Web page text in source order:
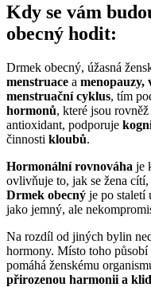
Kdy se vám
obecný hodit:
Drmek obecný, úžasná
menstruace a menopauzy,
menstruační cyklus, tím
hormonů, které jsou
antioxidant, podporuje
činnosti kloubů.
Hormonální rovnováha je
ovlivňuje to, jak se žena
Drmek obecný je po staletí
jako jemný, ale
Na rozdíl od jiných bylin
hormony. Místo toho
pomáhá ženskému
přirozenou harmonii a klid